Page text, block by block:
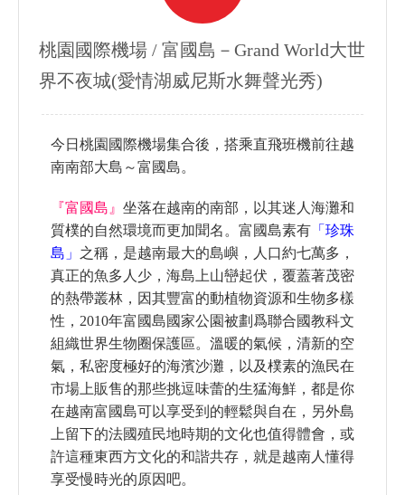
桃園國際機場 / 富國島－Grand World大世
界不夜城(愛情湖威尼斯水舞聲光秀)
今日桃園國際機場集合後，搭乘直飛班機前往越
南南部大島～富國島。
『富國島』 坐落在越南的南部，以其迷人海灘和
質樸的自然環境而更加聞名。富國島素有 「珍珠
島」 之稱，是越南最大的島嶼，人口約七萬多，
真正的魚多人少，海島上山巒起伏，覆蓋著茂密
的熱帶叢林，因其豐富的動植物資源和生物多樣
性，2010年富國島國家公園被劃爲聯合國教科文
組織世界生物圈保護區。溫暖的氣候，清新的空
氣，私密度極好的海濱沙灘，以及樸素的漁民在
市場上販售的那些挑逗味蕾的生猛海鮮，都是你
在越南富國島可以享受到的輕鬆與自在，另外島
上留下的法國殖民地時期的文化也值得體會，或
許這種東西方文化的和諧共存，就是越南人懂得
享受慢時光的原因吧。